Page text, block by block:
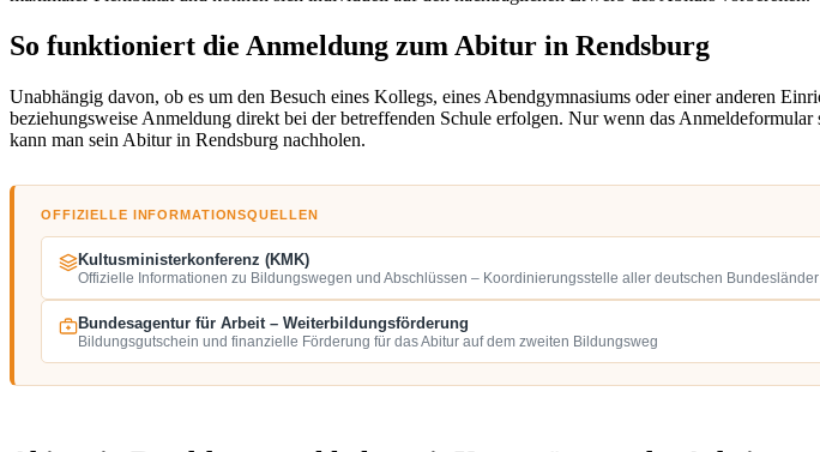
So funktioniert die Anmeldung zum Abitur in Rendsburg
Unabhängig davon, ob es um den Besuch eines Kollegs, eines Abendgymnasiums oder einer anderen
beziehungsweise Anmeldung direkt bei der betreffenden Schule erfolgen. Nur wenn das
kann man sein Abitur in Rendsburg nachholen.
OFFIZIELLE INFORMATIONSQUELLEN
Kultusministerkonferenz (KMK)
Offizielle Informationen zu Bildungswegen und Abschlüssen – Koordinierungsstelle aller deutschen Bundesländer
Bundesagentur für Arbeit – Weiterbildungsförderung
Bildungsgutschein und finanzielle Förderung für das Abitur auf dem zweiten Bildungsweg